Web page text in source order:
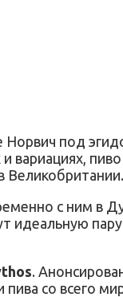
под
пиво
Великобритании.
с ним в
идеальную
.
со всего